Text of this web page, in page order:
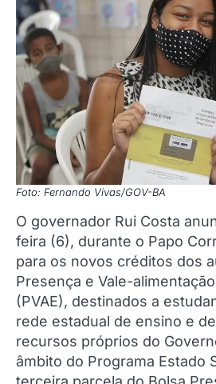
Foto: Fernando Vivas/GOV-BA
O governador Rui Costa
feira (6), durante o Papo
para os novos créditos dos
Presença e Vale-
(PVAE), destinados a
rede estadual de ensino e
recursos próprios do
âmbito do Programa Estado